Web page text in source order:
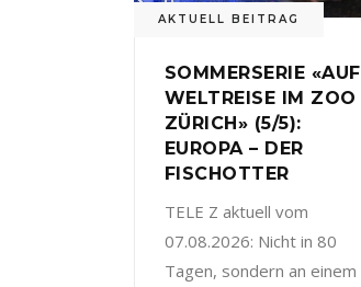
AKTUELL BEITRAG
SOMMERSERIE «AUF
WELTREISE IM ZOO
ZÜRICH» (5/5):
EUROPA – DER
FISCHOTTER
TELE Z aktuell vom
07.08.2026: Nicht in 80
Tagen, sondern an einem